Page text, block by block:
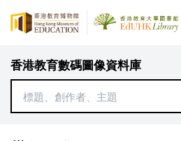
香港教育數碼圖像資料庫